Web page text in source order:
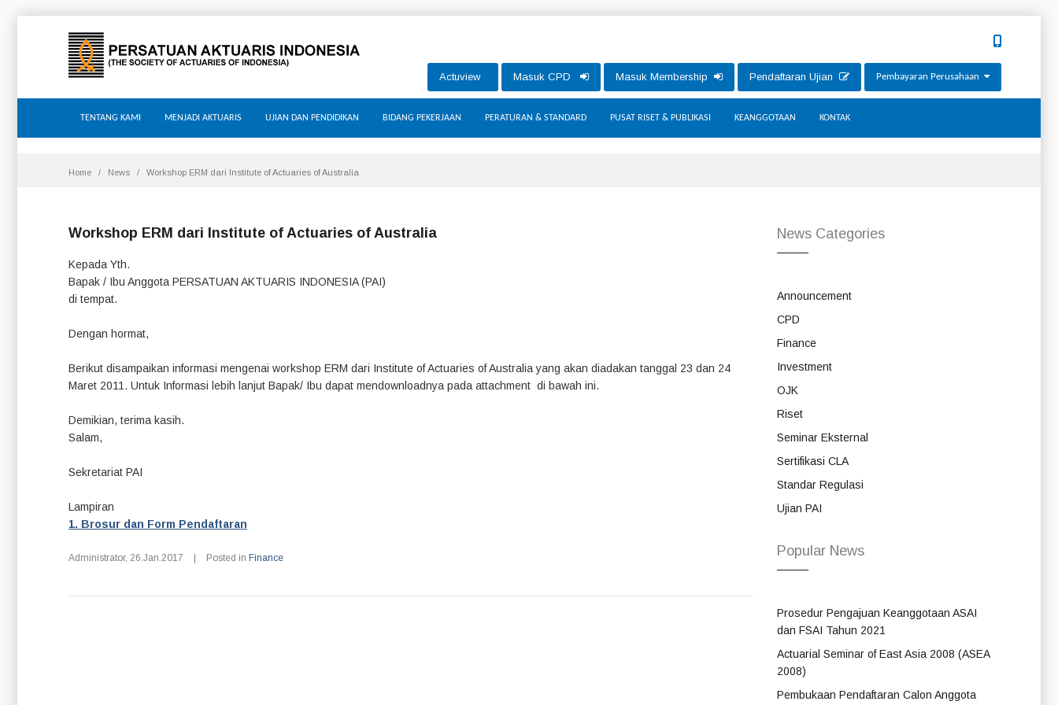
Actuview Masuk CPD Masuk Membership Pendaftaran Ujian Pembayaran Perusahaan
TENTANG KAMI MENJADI AKTUARIS UJIAN DAN PENDIDIKAN BIDANG PEKERJAAN PERATURAN & STANDARD PUSAT RISET & PUBLIKASI KEANGGOTAAN KONTAK
Home News Workshop ERM dari Institute of Actuaries of Australia
Workshop ERM dari Institute of Actuaries of Australia
Kepada Yth.
Bapak / Ibu Anggota PERSATUAN AKTUARIS INDONESIA (PAI)
di tempat.
Dengan hormat,
Berikut disampaikan informasi mengenai workshop ERM dari Institute of Actuaries of Australia yang akan diadakan tanggal 23 dan 24
Maret 2011. Untuk Informasi lebih lanjut Bapak/ Ibu dapat mendownloadnya pada attachment di bawah ini.
Demikian, terima kasih.
Salam,
Sekretariat PAI
Lampiran
1. Brosur dan Form Pendaftaran
Administrator, 26.Jan.2017 Posted in Finance
News Categories
Announcement
CPD
Finance
Investment
OJK
Riset
Seminar Eksternal
Sertifikasi CLA
Standar Regulasi
Ujian PAI
Popular News
Prosedur Pengajuan Keanggotaan ASAI
dan FSAI Tahun 2021
Actuarial Seminar of East Asia 2008 (ASEA
2008)
Pembukaan Pendaftaran Calon Anggota